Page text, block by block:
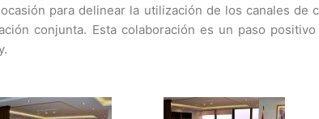
para delinear la utilización de los canales
conjunta. Esta colaboración es un paso